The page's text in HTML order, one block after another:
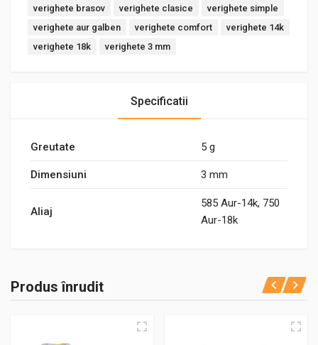
Tags:
verighete brasov verighete clasice
verighete simple
verighete aur galben
verighete comfort
verighete 14k
verighete 18k
verighete 3 mm
Specificatii
Greutate 5 g
Dimensiuni 3 mm
Aliaj
585 Aur-14k, 750
Aur-18k
Produs înrudit